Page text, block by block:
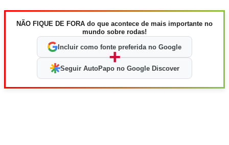
NÃO FIQUE DE FORA do que acontece de mais importante no
mundo sobre rodas!
Incluir como fonte preferida no Google
+
Seguir AutoPapo no Google Discover